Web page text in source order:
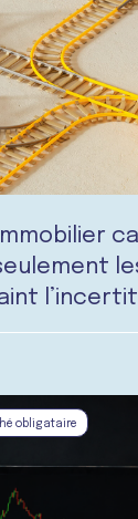
obligataire